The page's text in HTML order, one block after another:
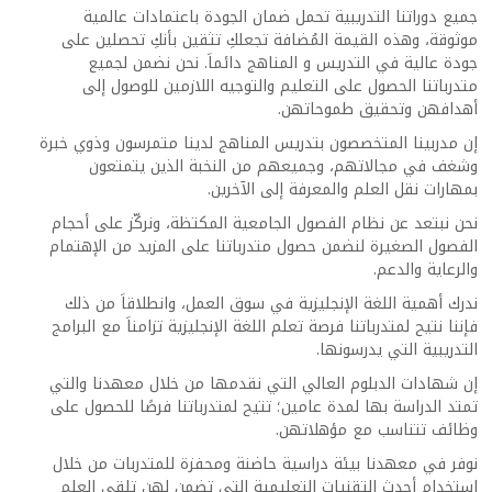
جميع دوراتنا التدريبية تحمل ضمان الجودة باعتمادات عالمية
موثوقة، وهذه القيمة المُضافة تجعلكِ تثقين بأنكِ تحصلين على
جودة عالية في التدريس و المناهج دائماَ. نحن نضمن لجميع
متدرباتنا الحصول على التعليم والتوجيه اللازمين للوصول إلى
أهدافهن وتحقيق طموحاتهن.
إن مدربينا المتخصصون بتدريس المناهج لدينا متمرسون وذوي خبرة
وشغف في مجالاتهم، وجميعهم من النخبة الذين يتمتعون
بمهارات نقل العلم والمعرفة إلى الآخرين.
نحن نبتعد عن نظام الفصول الجامعية المكتظة، ونركّز على أحجام
الفصول الصغيرة لنضمن حصول متدرباتنا على المزيد من الإهتمام
والرعاية والدعم.
ندرك أهمية اللغة الإنجليزية في سوق العمل، وانطلاقاَ من ذلك
فإننا نتيح لمتدرباتنا فرصة تعلم اللغة الإنجليزية تزامناَ مع البرامج
التدريبية التي يدرسونها.
إن شهادات الدبلوم العالي التي نقدمها من خلال معهدنا والتي
تمتد الدراسة بها لمدة عامين؛ تتيح لمتدرباتنا فرصًا للحصول على
وظائف تتناسب مع مؤهلاتهن.
نوفر في معهدنا بيئة دراسية حاضنة ومحفزة للمتدربات من خلال